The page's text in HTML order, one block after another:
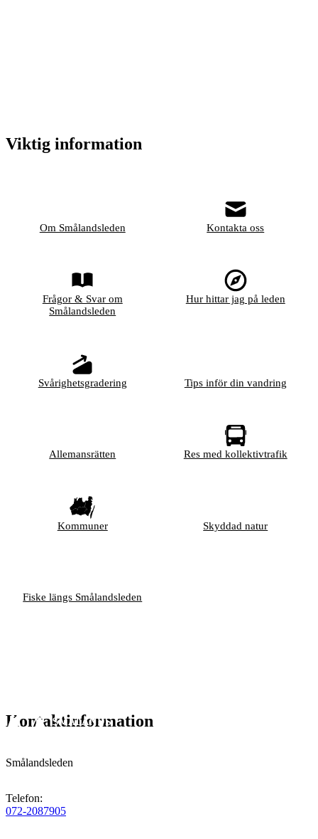
Viktig information
Om Smålandsleden Kontakta oss
Frågor & Svar om
Smålandsleden
Hur hittar jag på leden
Svårighetsgradering Tips inför din vandring
Allemansrätten Res med kollektivtrafik
Kommuner Skyddad natur
Fiske längs Smålandsleden
Kontaktinformation
Smålandsleden
Telefon:
072-2087905